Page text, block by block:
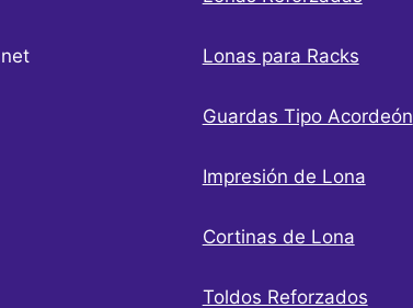
Lonas para Racks
Guardas Tipo Acordeón
Impresión de Lona
Cortinas de Lona
Toldos Reforzados